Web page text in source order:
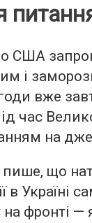
США
і
вже
час
на
що
в Україні
на фронті —